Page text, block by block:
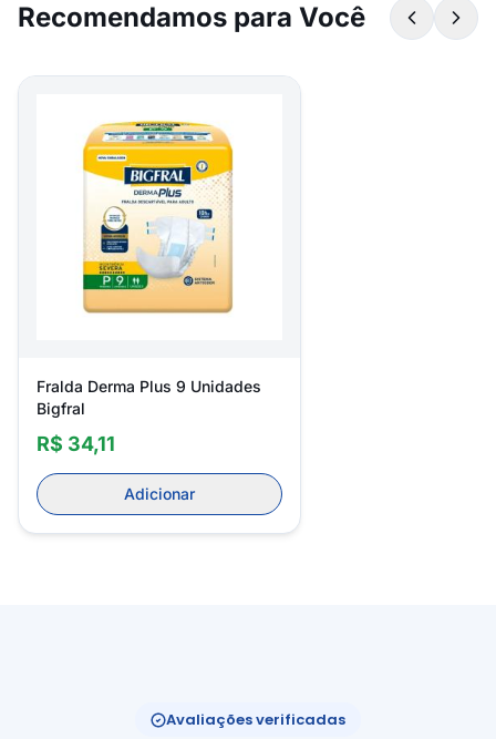
Recomendamos para Você
Fralda Derma Plus 9 Unidades
Bigfral
R$ 34,11
Adicionar
Avaliações verificadas